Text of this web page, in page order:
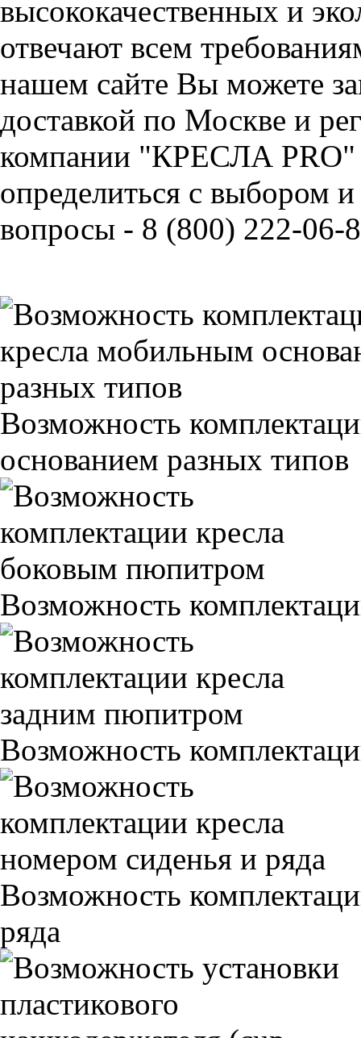
высококачественных и
отвечают всем
нашем сайте Вы можете
доставкой по Москве и
компании "КРЕСЛА PRO"
определиться с выбором
вопросы - 8 (800) 222-06-
Возможность
основанием разных типов
Возможность
Возможность
Возможность
ряда